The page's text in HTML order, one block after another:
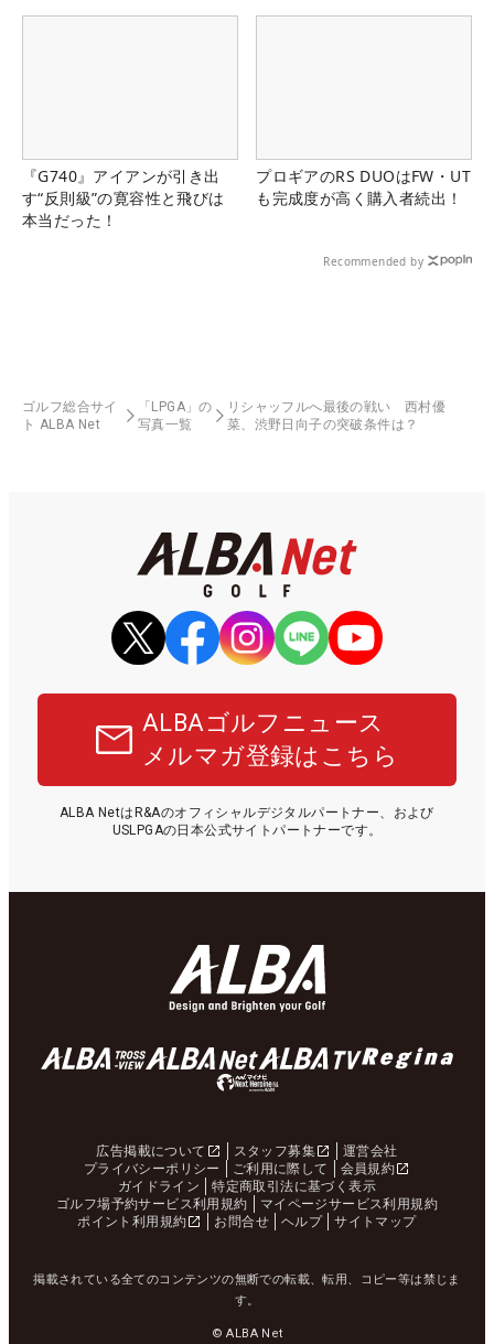
『G740』アイアンが引き出
す“反則級”の寛容性と飛びは
本当だった！
プロギアのRS DUOはFW・UT
も完成度が高く購入者続出！
Recommended by
ゴルフ総合サイ
ト ALBA Net
「LPGA」の
写真一覧
リシャッフルへ最後の戦い 西村優
菜、渋野日向子の突破条件は？
ALBAゴルフニュース
メルマガ登録はこちら
ALBA NetはR&Aのオフィシャルデジタルパートナー、および
USLPGAの日本公式サイトパートナーです。
広告掲載について スタッフ募集
運営会社
プライバシーポリシー
ご利用に際して
会員規約
ガイドライン
特定商取引法に基づく表示
ゴルフ場予約サービス利用規約
マイページサービス利用規約
ポイント利用規約
お問合せ ヘルプ サイトマップ
掲載されている全てのコンテンツの無断での転載、転用、コピー等は禁じま
す。
© ALBA Net